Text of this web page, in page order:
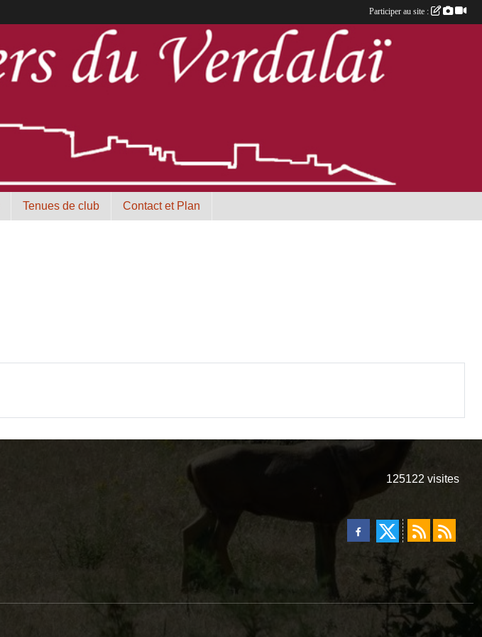
Tenues de club Contact et Plan
125122 visites
Participer au site :